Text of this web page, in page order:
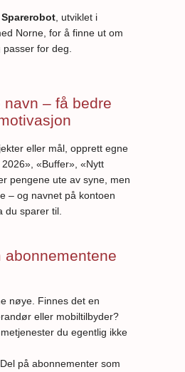
Sparerobot, utviklet i
Norne, for å finne ut om
for deg.
navn – få bedre
eller mål, opprett egne
«Buffer», «Nytt
pengene ute av syne, men
– og navnet på kontoen
du sparer til.
abonnementene
nøye. Finnes det en
eller mobiltilbyder?
du egentlig ikke
på abonnementer som